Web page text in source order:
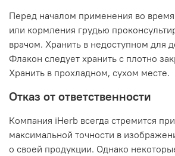
Перед началом применения во
или кормления грудью
врачом. Хранить в недоступном для
Флакон следует хранить с плотно
Хранить в прохладном, сухом месте.
Отказ от ответственности
Компания iHerb всегда стремится
максимальной точности в
о своей продукции. Однако